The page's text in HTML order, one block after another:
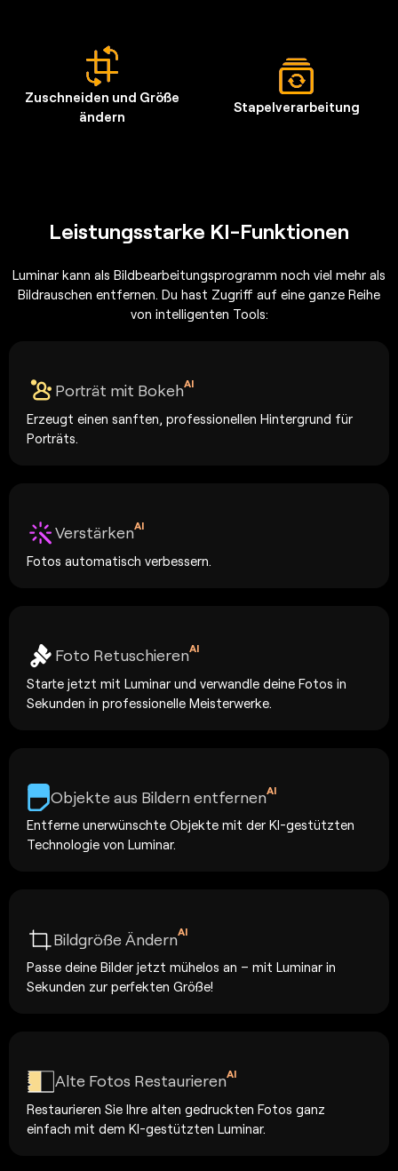
Zuschneiden und Größe
ändern
Stapelverarbeitung
Leistungsstarke KI-Funktionen
Luminar kann als Bildbearbeitungsprogramm noch viel mehr als
Bildrauschen entfernen. Du hast Zugriff auf eine ganze Reihe
von intelligenten Tools:
Porträt mit BokehAI
Erzeugt einen sanften, professionellen Hintergrund für
Porträts.
VerstärkenAI
Fotos automatisch verbessern.
Foto RetuschierenAI
Starte jetzt mit Luminar und verwandle deine Fotos in
Sekunden in professionelle Meisterwerke.
Objekte aus Bildern entfernenAI
Entferne unerwünschte Objekte mit der KI-gestützten
Technologie von Luminar.
Bildgröße ÄndernAI
Passe deine Bilder jetzt mühelos an – mit Luminar in
Sekunden zur perfekten Größe!
Alte Fotos RestaurierenAI
Restaurieren Sie Ihre alten gedruckten Fotos ganz
einfach mit dem KI-gestützten Luminar.